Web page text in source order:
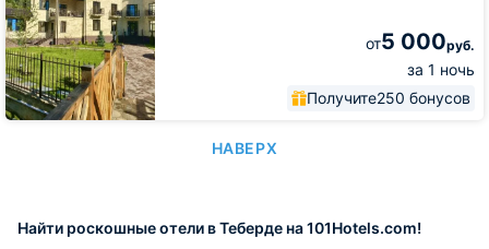
от5 000руб.
за 1 ночь
Получите250 бонусов
НАВЕРХ
Найти роскошные отели в Теберде на 101Hotels.com!